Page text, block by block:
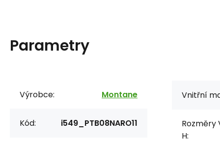
Parametry
Výrobce: Montane
Kód: i549_PTB08NARO11
Vnitřní
Rozměry
H: